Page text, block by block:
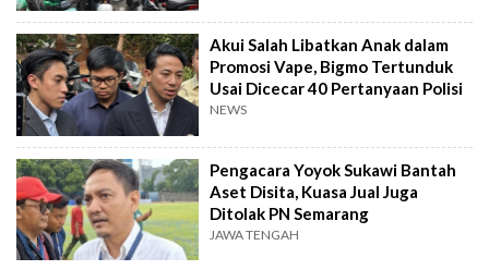
Akui Salah Libatkan Anak dalam
Promosi Vape, Bigmo Tertunduk
Usai Dicecar 40 Pertanyaan Polisi
NEWS
Pengacara Yoyok Sukawi Bantah
Aset Disita, Kuasa Jual Juga
Ditolak PN Semarang
JAWA TENGAH